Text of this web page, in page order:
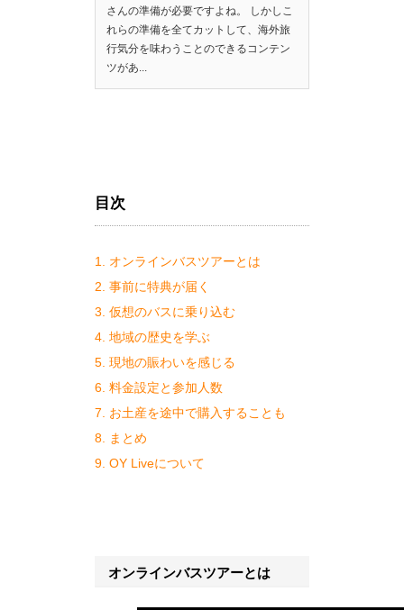
さんの準備が必要ですよね。 しかしこ
れらの準備を全てカットして、海外旅
行気分を味わうことのできるコンテン
ツがあ...
目次
1. オンラインバスツアーとは
2. 事前に特典が届く
3. 仮想のバスに乗り込む
4. 地域の歴史を学ぶ
5. 現地の賑わいを感じる
6. 料金設定と参加人数
7. お土産を途中で購入することも
8. まとめ
9. OY Liveについて
オンラインバスツアーとは